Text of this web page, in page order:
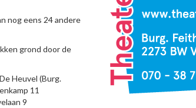
nog eens 24 andere
grond door de
Heuvel (Burg.
11
9